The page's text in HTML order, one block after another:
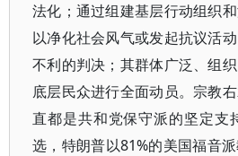
法化；通过组建基层行动组织
以净化社会风气或发起抗议活
不利的判决；其群体广泛、组
底层民众进行全面动员。宗教
直都是共和党保守派的坚定支
选，特朗普以81%的美国福音